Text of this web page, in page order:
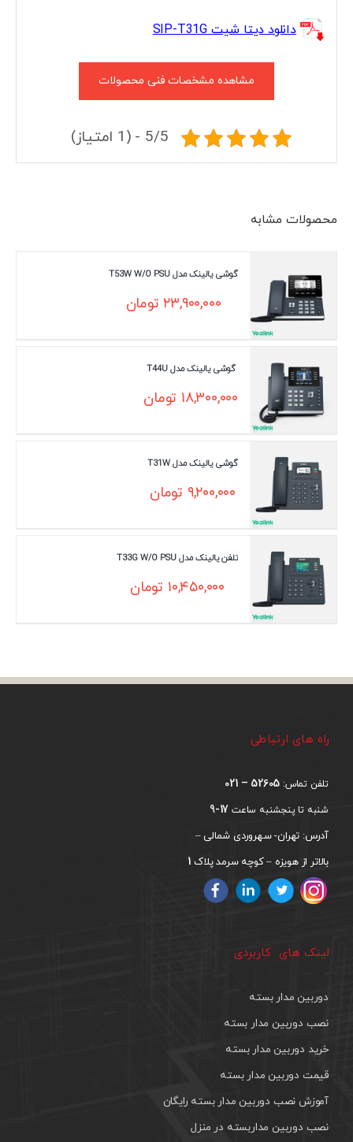
دانلود دیتا شیت SIP-T31G
مشاهده مشخصات فنی محصولات
5/5 - (1 امتیاز)
محصولات مشابه
گوشی یالینک مدل T53W W/O PSU
۲۳,۹۰۰,۰۰۰ تومان
گوشی یالینک مدل T44U
۱۸,۳۰۰,۰۰۰ تومان
گوشی یالینک مدل T31W
۹,۲۰۰,۰۰۰ تومان
تلفن یالینک مدل T33G W/O PSU
۱۰,۴۵۰,۰۰۰ تومان
راه های ارتباطی
تلفن تماس: 52605 – 021
شنبه تا پنجشنبه ساعت 17-9
آدرس: تهران- سهروردی شمالی –
بالاتر از هویزه – کوچه سرمد پلاک 1
لینک های کاربردی
دوربین مدار بسته
نصب دوربین مدار بسته
خرید دوربین مدار بسته
قیمت دوربین مدار بسته
آموزش نصب دوربین مدار بسته رایگان
نصب دوربین مداربسته در منزل